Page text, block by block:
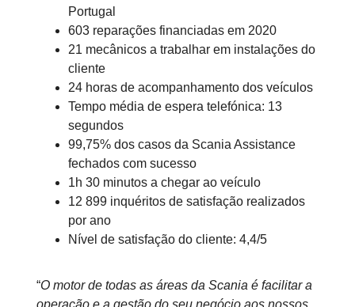
Portugal
603 reparações financiadas em 2020
21 mecânicos a trabalhar em instalações do
cliente
24 horas de acompanhamento dos veículos
Tempo média de espera telefónica: 13
segundos
99,75% dos casos da Scania Assistance
fechados com sucesso
1h 30 minutos a chegar ao veículo
12 899 inquéritos de satisfação realizados
por ano
Nível de satisfação do cliente: 4,4/5
“O motor de todas as áreas da Scania é facilitar a
operação e a gestão do seu negócio aos nossos